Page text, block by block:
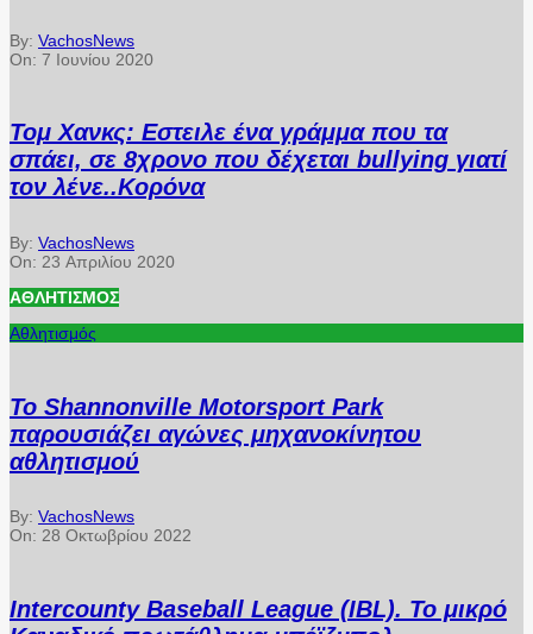
By: VachosNews
On: 7 Ιουνίου 2020
Τομ Χανκς: Εστειλε ένα γράμμα που τα
σπάει, σε 8χρονο που δέχεται bullying γιατί
τον λένε..Κορόνα
By: VachosNews
On: 23 Απριλίου 2020
ΑΘΛΗΤΙΣΜΌΣ
Αθλητισμός
Το Shannonville Motorsport Park
παρουσιάζει αγώνες μηχανοκίνητου
αθλητισμού
By: VachosNews
On: 28 Οκτωβρίου 2022
Intercounty Baseball League (IBL). Το μικρό